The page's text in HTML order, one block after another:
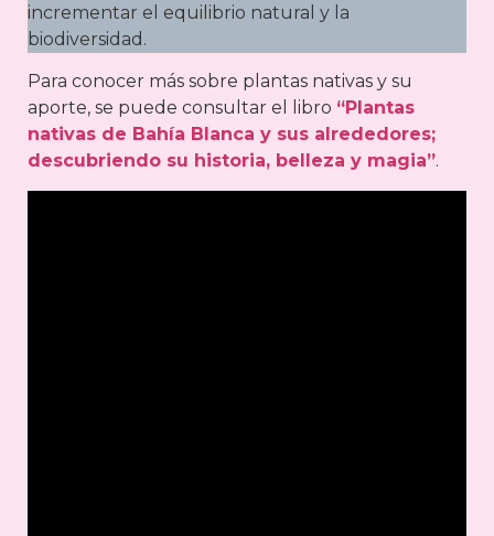
incrementar el equilibrio natural y la
biodiversidad.
Para conocer más sobre plantas nativas y su
aporte, se puede consultar el libro “Plantas
nativas de Bahía Blanca y sus alrededores;
descubriendo su historia, belleza y magia”.